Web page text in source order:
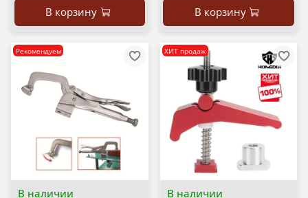
В корзину В корзину
В наличии
Рекомендуем
В наличии
ХИТ продаж